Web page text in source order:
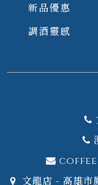
新品優惠
調酒靈感
文龍店 - 高雄市